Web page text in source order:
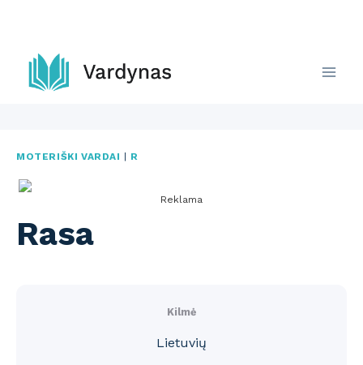
content
MOTERIŠKI VARDAI | R
Reklama
Rasa
Kilmė
Lietuvių